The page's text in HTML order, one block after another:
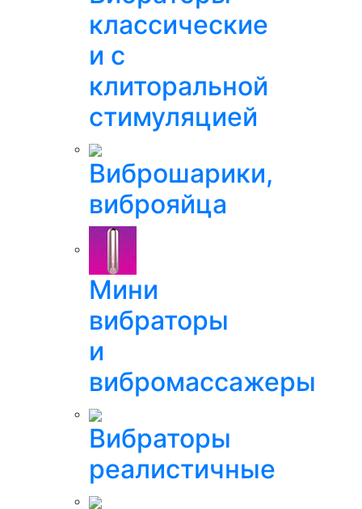
классические
и с
клиторальной
стимуляцией
Виброшарики,
виброяйца
Мини
вибраторы
и
вибромассажеры
Вибраторы
реалистичные